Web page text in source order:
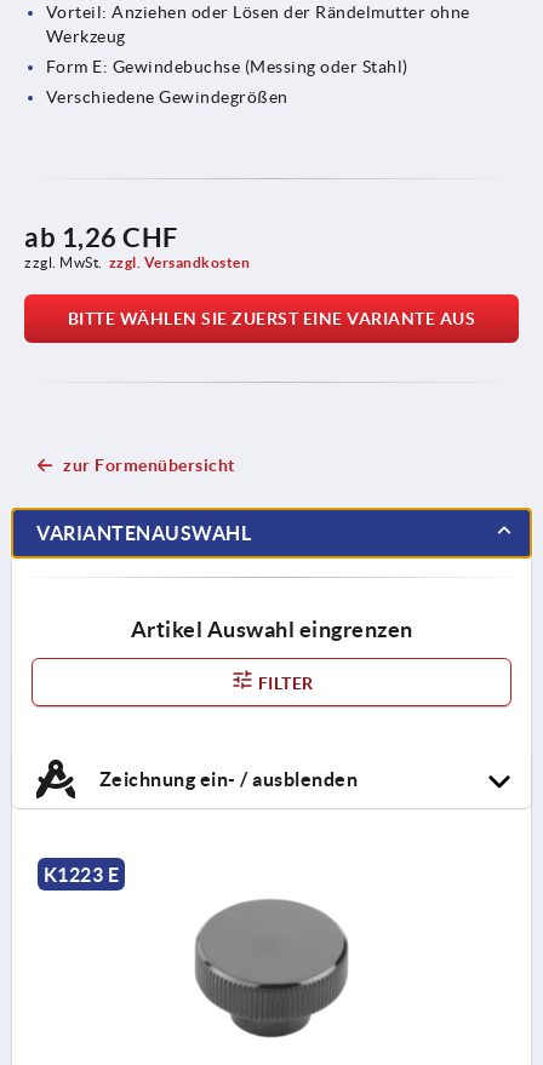
Vorteil: Anziehen oder Lösen der Rändelmutter ohne
Werkzeug
Form E: Gewindebuchse (Messing oder Stahl)
Verschiedene Gewindegrößen
ab 1,26 CHF
zzgl. MwSt. zzgl. Versandkosten
BITTE WÄHLEN SIE ZUERST EINE VARIANTE AUS
zur Formenübersicht
VARIANTENAUSWAHL
Artikel Auswahl eingrenzen
FILTER
Zeichnung ein- / ausblenden
K1223 E